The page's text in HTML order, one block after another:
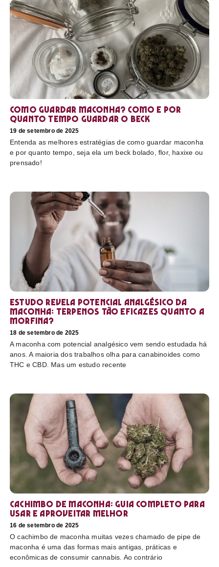
Como guardar maconha? Como e por
quanto tempo guardar o beck
19 de setembro de 2025
Entenda as melhores estratégias de como guardar maconha
e por quanto tempo, seja ela um beck bolado, flor, haxixe ou
prensado!
Estudo revela potencial analgésico da
maconha: terpenos tão eficazes quanto a
morfina?
18 de setembro de 2025
A maconha com potencial analgésico vem sendo estudada há
anos. A maioria dos trabalhos olha para canabinoides como
THC e CBD. Mas um estudo recente
Cachimbo de maconha: guia completo para
usar e aproveitar melhor
16 de setembro de 2025
O cachimbo de maconha muitas vezes chamado de pipe de
maconha é uma das formas mais antigas, práticas e
econômicas de consumir cannabis. Ao contrário